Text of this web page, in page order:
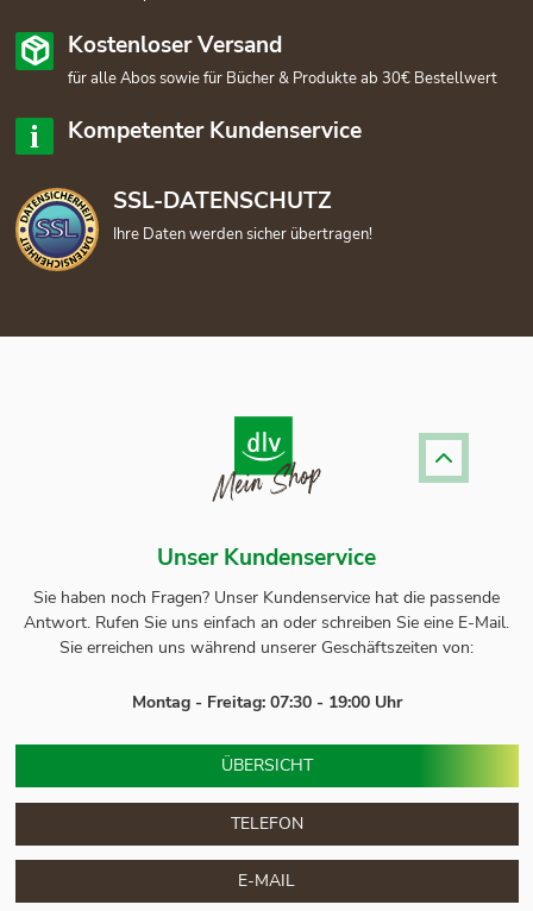
Kostenloser Versand
für alle Abos sowie für Bücher & Produkte ab 30€ Bestellwert
Kompetenter Kundenservice
SSL-DATENSCHUTZ
Ihre Daten werden sicher übertragen!
Unser Kundenservice
Sie haben noch Fragen? Unser Kundenservice hat die passende
Antwort. Rufen Sie uns einfach an oder schreiben Sie eine E-Mail.
Sie erreichen uns während unserer Geschäftszeiten von:
Montag - Freitag: 07:30 - 19:00 Uhr
ÜBERSICHT
TELEFON
E-MAIL